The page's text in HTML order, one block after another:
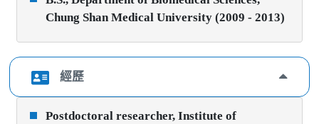
Chung Shan Medical University (2009 - 2013)
經歷
Postdoctoral researcher, Institute of